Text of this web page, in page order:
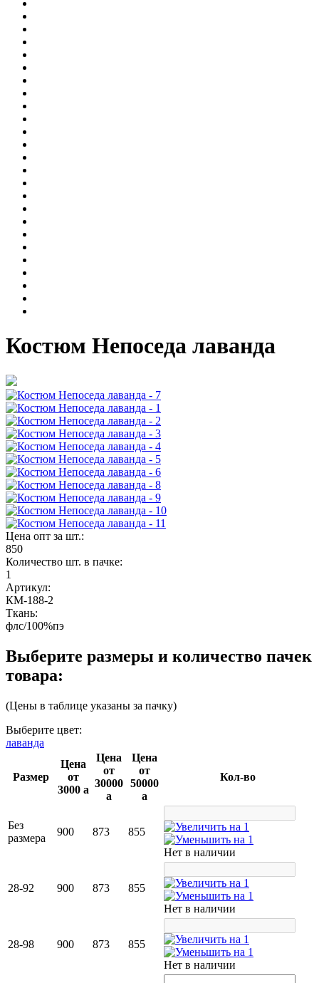
Костюм Непоседа лаванда
Цена опт за шт.:
850
Количество шт. в пачке:
1
Артикул:
КМ-188-2
Ткань:
флс/100%пэ
Выберите размеры и количество пачек
товара:
(Цены в таблице указаны за пачку)
Выберите цвет:
лаванда
Раз­мер
Цена
от
3000 a
Цена
от
30000
a
Цена
от
50000
a
Кол-во
Без
размера
900 873
855
Нет в наличии
28-92 900 873
855
Нет в наличии
28-98 900 873
855
Нет в наличии